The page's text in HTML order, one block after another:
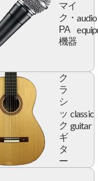
マイ
ク・
PA
機器
audio
ク
ラ
シ
ッ
ク
ギ
タ
ー
classic
guitar